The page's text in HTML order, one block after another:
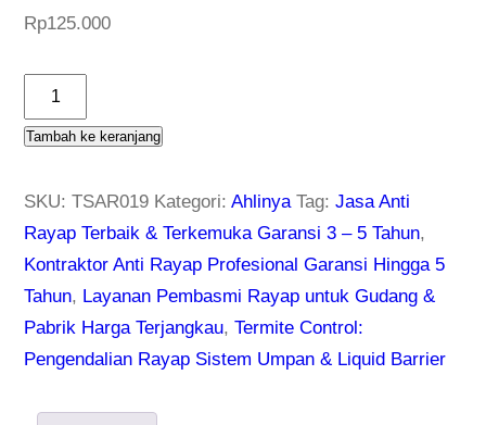
Rp125.000
u
a
t
i
t
a
s
T
Tambah ke keranjang
SKU:TSAR019 Kategori:Ahlinya Tag:Jasa Anti
Rayap Terbaik & Terkemuka Garansi 3 – 5 Tahun,
Kontraktor Anti Rayap Profesional Garansi Hingga 5
Tahun, Layanan Pembasmi Rayap untuk Gudang &
Pabrik Harga Terjangkau,Termite Control:
Pengendalian Rayap Sistem Umpan & Liquid Barrier